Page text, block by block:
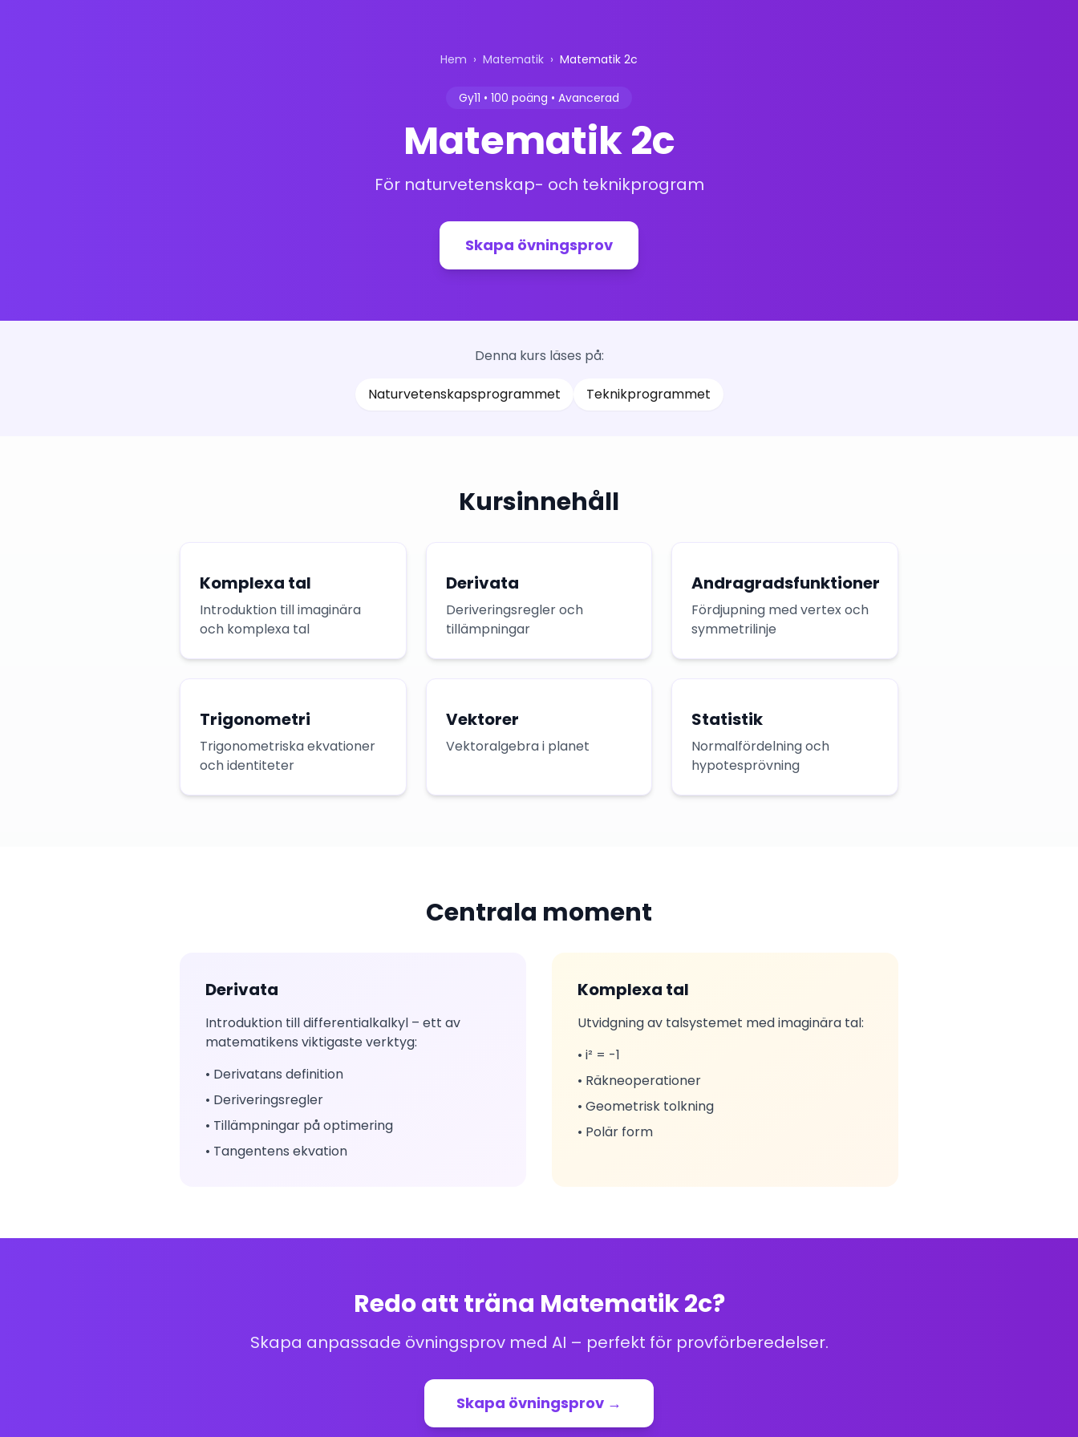
Hem › Matematik › Matematik 2c
Gy11 • 100 poäng • Avancerad
Matematik 2c
För naturvetenskap- och teknikprogram
Skapa övningsprov
Denna kurs läses på:
Naturvetenskapsprogrammet Teknikprogrammet
Kursinnehåll
Komplexa tal
Introduktion till imaginära
och komplexa tal
Derivata
Deriveringsregler och
tillämpningar
Andragradsfunktioner
Fördjupning med vertex och
symmetrilinje
Trigonometri
Trigonometriska ekvationer
och identiteter
Vektorer
Vektoralgebra i planet
Statistik
Normalfördelning och
hypotesprövning
Centrala moment
Derivata
Introduktion till differentialkalkyl – ett av
matematikens viktigaste verktyg:
• Derivatans definition
• Deriveringsregler
• Tillämpningar på optimering
• Tangentens ekvation
Komplexa tal
Utvidgning av talsystemet med imaginära tal:
• i² = -1
• Räkneoperationer
• Geometrisk tolkning
• Polär form
Redo att träna Matematik 2c?
Skapa anpassade övningsprov med AI – perfekt för provförberedelser.
Skapa övningsprov →